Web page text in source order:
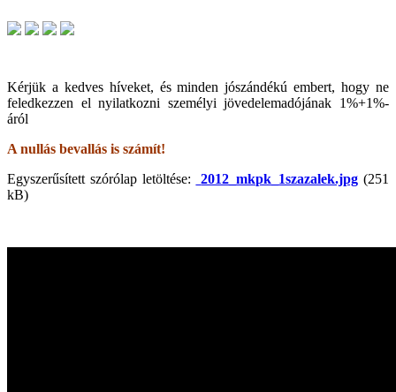
Kérjük a kedves híveket, és minden jószándékú embert, hogy ne
feledkezzen el nyilatkozni személyi jövedelemadójának 1%+1%-
áról
A nullás bevallás is számít!
Egyszerűsített szórólap letöltése:
2012_mkpk_1szazalek.jpg (251
kB)